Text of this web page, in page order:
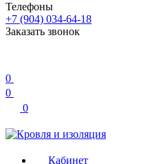
Телефоны
+7 (904) 034-64-18
Заказать звонок
0
0
0
Кабинет